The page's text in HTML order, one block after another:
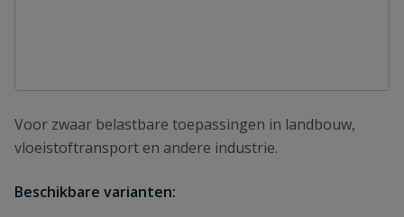
Voor zwaar belastbare toepassingen in landbouw,
vloeistoftransport en andere industrie.
Beschikbare varianten: